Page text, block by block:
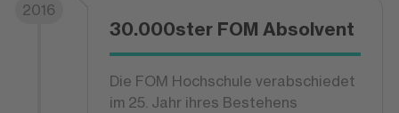
2016
30.000ster FOM Absolvent
Die FOM Hochschule verabschiedet
im 25. Jahr ihres Bestehens